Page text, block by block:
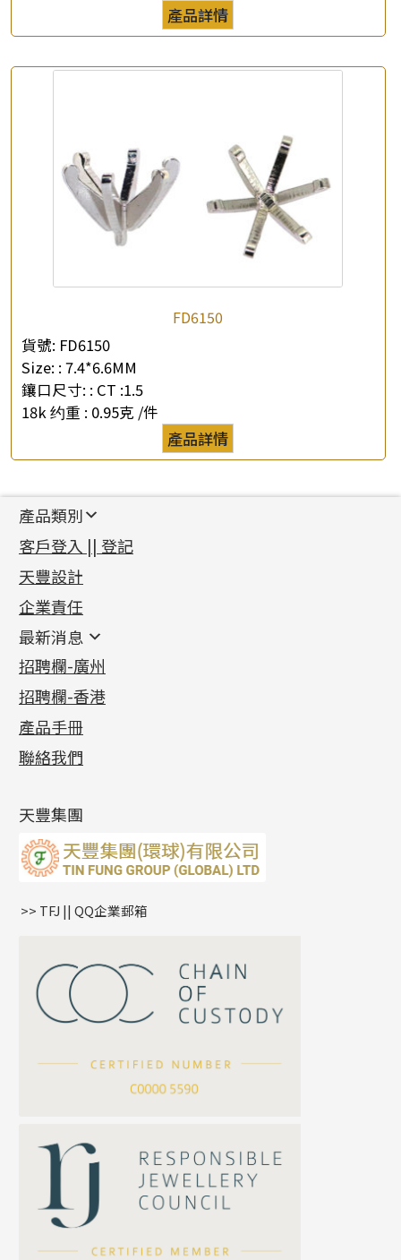
產品詳情
FD6150
貨號: FD6150
Size: : 7.4*6.6MM
鑲口尺寸: : CT :1.5
18k 约重 : 0.95克 /件
產品詳情
公司名稱
聯絡電話
產品類別
新產品
足金系列
足金配件
機織鏈系列
珠仔鏈
镶口链
管狀網鏈
十字車花鏈系列
十字閃O鏈系列
十字錘打鏈系列
側身車花鏈系列
側身鏈系列
雙十字鏈系列
水波鏈系列
蛇骨鏈系列
鏈尾系列
嘴唇鏈系列
S車花鏈系列
珍珠鏈系列
坦克鏈系列
滿天星鏈系列
方假繩鏈系列
首飾配件
耳環類配件
卷迫系列
螺絲迫系列
梅花迫系列
平臺迫系列
綫拍系列
美拍系列
耳環扣系列
耳綫/耳鈎系列
耳環爪頭
耳環
鏈類配件
動感車花吊墜
調節珠系列
生圈扣系列
龍蝦扣系列
鴨俐制系列
字母吊墜
相盒吊墜
項鏈吊墜
生肖吊墜
星座吊墜
珠扣
其他類配件
珠盤系列
袖口鈕系列
焊片及鐳射綫
空心車花管
珠類配件
無孔光身珠
空心光身珠
無孔批花珠
鑲口類
四爪頭系列
六爪頭系列
車花片
動感車花片
鑲口戒指
鑲口手鏈系列
首飾系列
手镯系列
戒指系列
空心耳環
空心车花管首饰链
空心手鐲系列
貴金屬原料
千足金
記憶金屬系列
記憶戒指
拉簧珠珠手鏈
記憶鈦手鐲
客戶登入 || 登記
天豐設計
企業責任
最新消息
最新消息
各項證書(2)
相片集(9)
展覽會資訊
最新產品資訊
招聘欄-廣州
招聘欄-香港
產品手冊
聯絡我們
天豐集團
>> TFJ || QQ企業郵箱